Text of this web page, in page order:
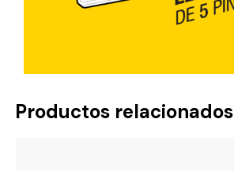
Productos relacionados